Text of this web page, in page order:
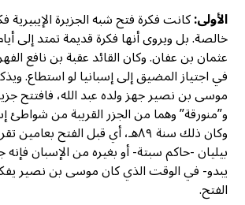
الأولى:كانت فكرة فتح شبه الجزيرة الإيبيرية
خالصة. بل ويروى أنها فكرة قديمة تمتد إلى
في اجتياز المضيق إلى إسبانيا لو استطاع.
موسى بن نصير جهز ولده عبد الله، فافتتح
و”منورقة” وهما من الجزر القريبة من شواطئ
وكان ذلك سنة ٨٩هـ، أي قبل الفتح
بيليان -حاكم سبتة- أو بغيره من الإسبان فإنه
يبدو- في الوقت الذي كان موسى بن نصير
الفتح.